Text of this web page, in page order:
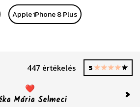
Apple iPhone 8 Plus
447 értékelés 5
❤️
Mária Selmeci